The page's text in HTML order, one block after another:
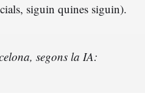
siguin quines siguin).
segons la IA: